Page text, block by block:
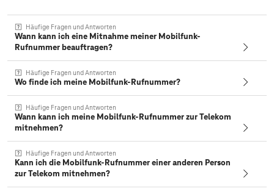
Häufige Fragen und Antworten
Wann kann ich eine Mitnahme meiner Mobilfunk-
Rufnummer beauftragen?
Häufige Fragen und Antworten
Wo finde ich meine Mobilfunk-Rufnummer?
Häufige Fragen und Antworten
Wann kann ich meine Mobilfunk-Rufnummer zur Telekom
mitnehmen?
Häufige Fragen und Antworten
Kann ich die Mobilfunk-Rufnummer einer anderen Person
zur Telekom mitnehmen?